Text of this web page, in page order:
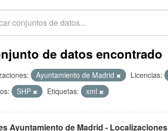
de datos encontrado
Ayuntamiento de Madrid Licencias:
SHP Etiquetas: xml
Ayuntamiento de Madrid - Localizaciones